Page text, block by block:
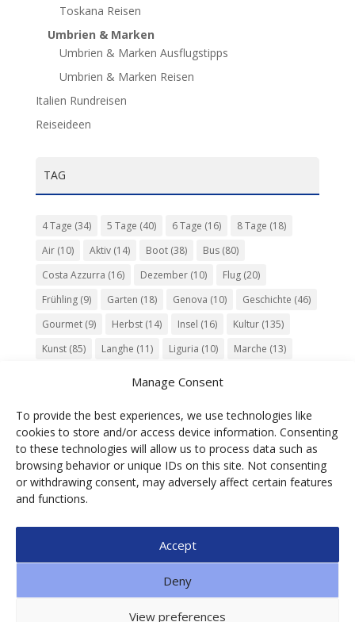
Manage Consent
To provide the best experiences, we use technologies like
cookies to store and/or access device information. Consenting
to these technologies will allow us to process data such as
browsing behavior or unique IDs on this site. Not consenting
or withdrawing consent, may adversely affect certain features
and functions.
Accept
Deny
View preferences
Toskana Reisen
Umbrien & Marken
Umbrien & Marken Ausflugstipps
Umbrien & Marken Reisen
Italien Rundreisen
Reiseideen
TAG
4 Tage (34) 5 Tage (40) 6 Tage (16) 8 Tage (18)
Air(10) Aktiv(14) Boot(38) Bus(80)
Costa Azzurra (16) Dezember(10) Flug(20)
Frühling(9) Garten (18) Genova (10) Geschichte (46)
Gourmet(9) Herbst(14) Insel (16) Kultur(135)
Kunst(85) Langhe (11) Liguria (10) Marche (13)
Piemonte(15) Puglia(12) Religion(22) Roma(47)
Sardegna(20) September(9) Torino(12)
Tradition(26) Veneto(12) Verona(11) Wein(31)
Wine(30)
© 2025 Ga.di.s Tourist Service Srl – Loc. Bra,1 –
Borgomaro – ITALIA | P.IVA 01088490089 | CF
00608700092| SDI: SUBM70N | n. REA IM91851 | CAP.